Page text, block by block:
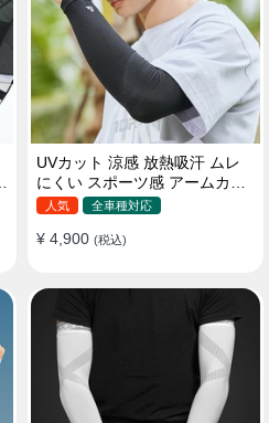
UVカット 涼感 放熱吸汗 ムレ
にくい スポーツ感 アームカバ
ー 男女汎用
人気 全車種対応
¥ 4,900 (税込)